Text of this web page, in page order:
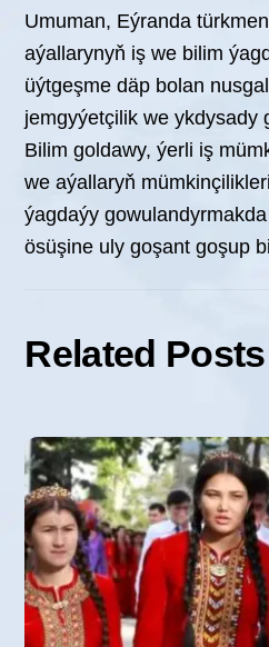
Umuman, Eýranda
aýallarynyň iş we bilim
üýtgeşme däp bolan
jemgyýetçilik we ykdysady
Bilim goldawy, ýerli iş
we aýallaryň
ýagdaýy
ösüşine uly goşant goşup
Related Posts